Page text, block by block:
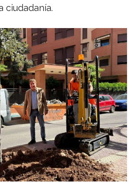
ciudadanía.